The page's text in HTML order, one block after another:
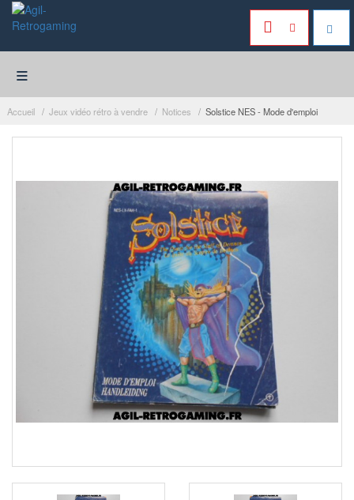
≡
Accueil Jeux vidéo rétro à vendre Notices Solstice NES - Mode d'emploi